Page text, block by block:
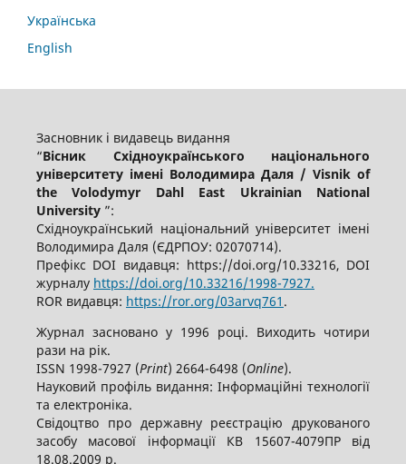
Українська
English
Засновник і видавець видання
“Вісник Східноукраїнського національного
університету імені Володимира Даля / Visnik of
the Volodymyr Dahl East Ukrainian National
University ”:
Східноукраїнський національний університет імені
Володимира Даля (ЄДРПОУ: 02070714).
Префікс DOI видавця: https://doi.org/10.33216, DOI
журналу https://doi.org/10.33216/1998-7927.
ROR видавця: https://ror.org/03arvq761 .
Журнал засновано у 1996 році. Виходить чотири
рази на рік.
ISSN 1998-7927 (Print) 2664-6498 (Online).
Науковий профіль видання: Інформаційні технології
та електроніка.
Свідоцтво про державну реєстрацію друкованого
засобу масової інформації КВ 15607-4079ПР від
18.08.2009 р.